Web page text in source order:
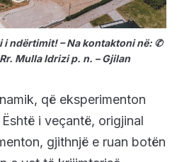
i ndërtimit! – Na kontaktoni në: ✆
Mulla Idrizi p. n. – Gjilan
që eksperimenton
i veçantë, origjinal
gjithnjë e ruan botën